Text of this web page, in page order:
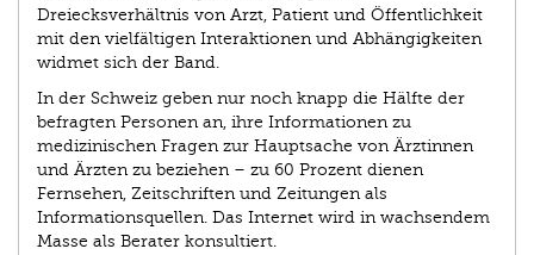
Dreiecksverhältnis von Arzt, Patient und Öffentlichkeit
mit den vielfältigen Interaktionen und Abhängigkeiten
widmet sich der Band.
In der Schweiz geben nur noch knapp die Hälfte der
befragten Personen an, ihre Informationen zu
medizinischen Fragen zur Hauptsache von Ärztinnen
und Ärzten zu beziehen – zu 60 Prozent dienen
Fernsehen, Zeitschriften und Zeitungen als
Informationsquellen. Das Internet wird in wachsendem
Masse als Berater konsultiert.